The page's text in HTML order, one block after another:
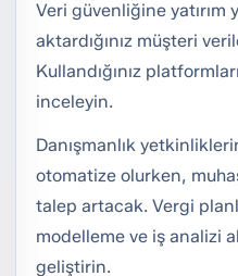
Veri güvenliğine yatırım
aktardığınız müşteri
Kullandığınız
inceleyin.
Danışmanlık
otomatize olurken,
talep artacak. Vergi
modelleme ve iş analizi
geliştirin.